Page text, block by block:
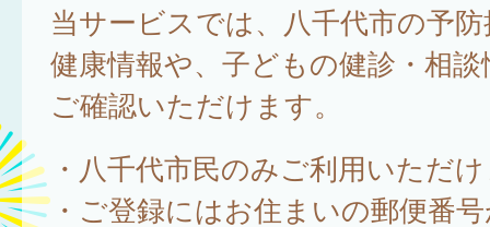
当サービスでは、八千代市の予
健康情報や、子どもの健診・相
ご確認いただけます。
・八千代市民のみご利用いただ
・ご登録にはお住まいの郵便番